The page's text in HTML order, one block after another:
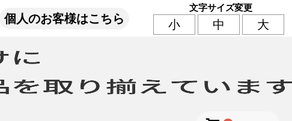
文字サイズ変更
小 中 大
個人のお客様はこちら